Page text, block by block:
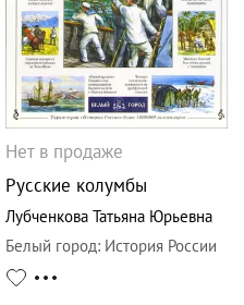
Нет в продаже
Русские колумбы
Лубченкова Татьяна Юрьевна
Белый город: История России